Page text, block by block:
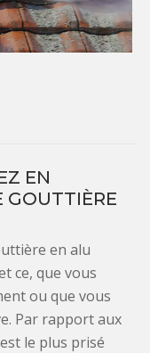
EN
GOUTTIÈRE
en alu
ce, que vous
ou que vous
Par rapport aux
le plus prisé